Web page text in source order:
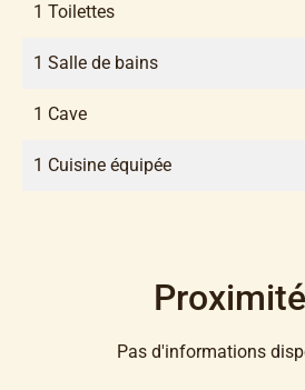
1 Toilettes
1 Salle de bains
1 Cave
1 Cuisine équipée
Pas d'informations